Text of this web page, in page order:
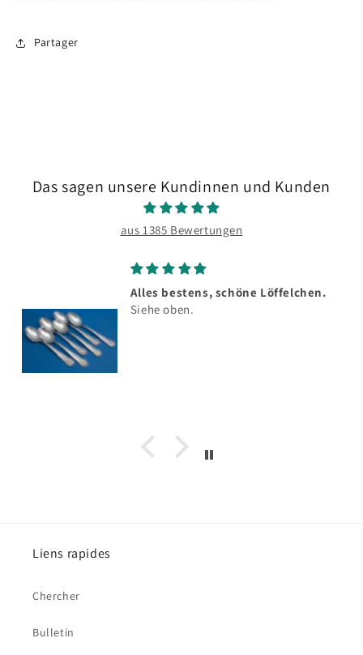
Partager
Das sagen unsere Kundinnen und Kunden
aus 1385 Bewertungen
Alles bestens, schöne Löffelchen.
Siehe oben.
Liens rapides
Chercher
Bulletin